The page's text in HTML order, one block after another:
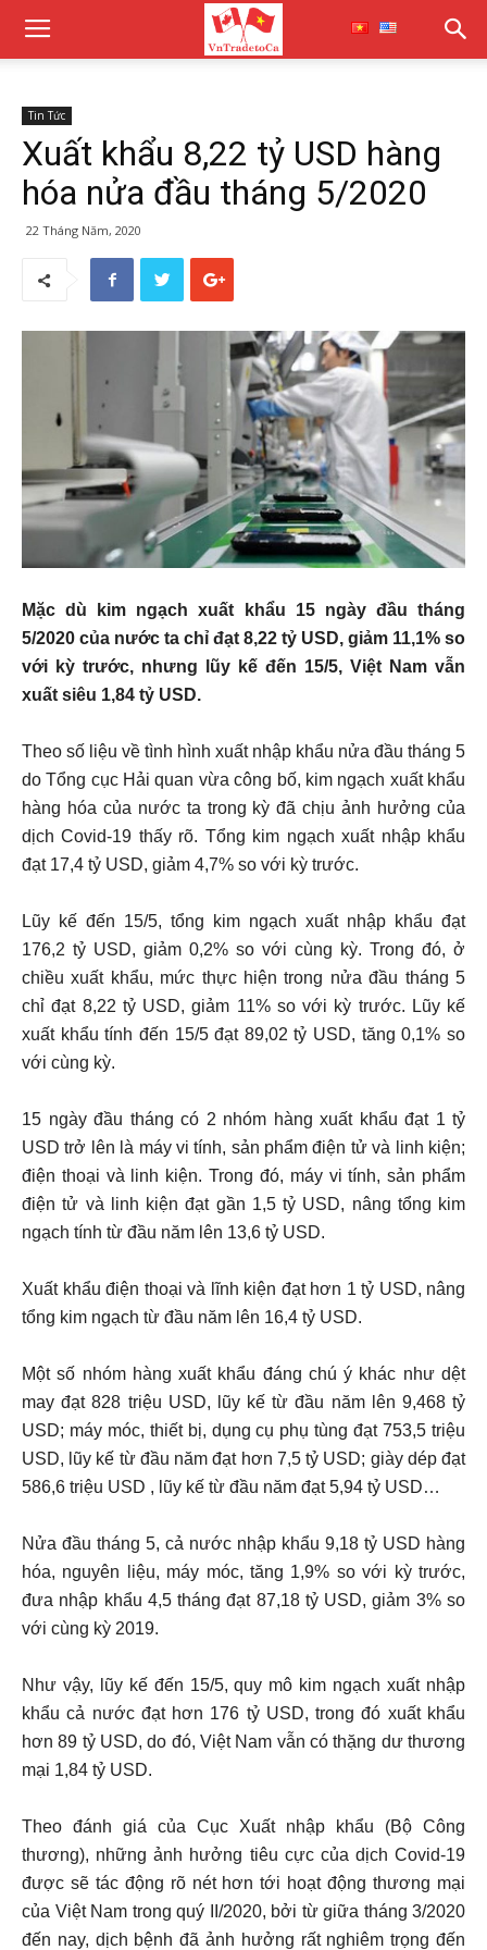
Tin Tức
Xuất khẩu 8,22 tỷ USD hàng
hóa nửa đầu tháng 5/2020
22 Tháng Năm, 2020
Mặc dù kim ngạch xuất khẩu 15 ngày đầu tháng
5/2020 của nước ta chỉ đạt 8,22 tỷ USD, giảm 11,1% so
với kỳ trước, nhưng lũy kế đến 15/5, Việt Nam vẫn
xuất siêu 1,84 tỷ USD.
Theo số liệu về tình hình xuất nhập khẩu nửa đầu tháng 5
do Tổng cục Hải quan vừa công bố, kim ngạch xuất khẩu
hàng hóa của nước ta trong kỳ đã chịu ảnh hưởng của
dịch Covid-19 thấy rõ. Tổng kim ngạch xuất nhập khẩu
đạt 17,4 tỷ USD, giảm 4,7% so với kỳ trước.
Lũy kế đến 15/5, tổng kim ngạch xuất nhập khẩu đạt
176,2 tỷ USD, giảm 0,2% so với cùng kỳ. Trong đó, ở
chiều xuất khẩu, mức thực hiện trong nửa đầu tháng 5
chỉ đạt 8,22 tỷ USD, giảm 11% so với kỳ trước. Lũy kế
xuất khẩu tính đến 15/5 đạt 89,02 tỷ USD, tăng 0,1% so
với cùng kỳ.
15 ngày đầu tháng có 2 nhóm hàng xuất khẩu đạt 1 tỷ
USD trở lên là máy vi tính, sản phẩm điện tử và linh kiện;
điện thoại và linh kiện. Trong đó, máy vi tính, sản phẩm
điện tử và linh kiện đạt gần 1,5 tỷ USD, nâng tổng kim
ngạch tính từ đầu năm lên 13,6 tỷ USD.
Xuất khẩu điện thoại và lĩnh kiện đạt hơn 1 tỷ USD, nâng
tổng kim ngạch từ đầu năm lên 16,4 tỷ USD.
Một số nhóm hàng xuất khẩu đáng chú ý khác như dệt
may đạt 828 triệu USD, lũy kế từ đầu năm lên 9,468 tỷ
USD; máy móc, thiết bị, dụng cụ phụ tùng đạt 753,5 triệu
USD, lũy kế từ đầu năm đạt hơn 7,5 tỷ USD; giày dép đạt
586,6 triệu USD , lũy kế từ đầu năm đạt 5,94 tỷ USD…
Nửa đầu tháng 5, cả nước nhập khẩu 9,18 tỷ USD hàng
hóa, nguyên liệu, máy móc, tăng 1,9% so với kỳ trước,
đưa nhập khẩu 4,5 tháng đạt 87,18 tỷ USD, giảm 3% so
với cùng kỳ 2019.
Như vậy, lũy kế đến 15/5, quy mô kim ngạch xuất nhập
khẩu cả nước đạt hơn 176 tỷ USD, trong đó xuất khẩu
hơn 89 tỷ USD, do đó, Việt Nam vẫn có thặng dư thương
mại 1,84 tỷ USD.
Theo đánh giá của Cục Xuất nhập khẩu (Bộ Công
thương), những ảnh hưởng tiêu cực của dịch Covid-19
được sẽ tác động rõ nét hơn tới hoạt động thương mại
của Việt Nam trong quý II/2020, bởi từ giữa tháng 3/2020
đến nay, dịch bệnh đã ảnh hưởng rất nghiêm trọng đến